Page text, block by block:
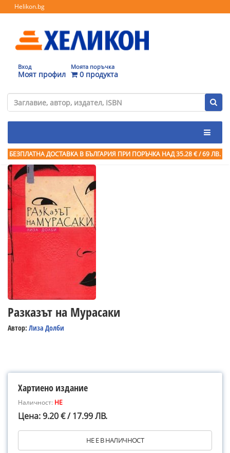
Helikon.bg
Вход
Моят профил
Моята поръчка
0 продукта
БЕЗПЛАТНА ДОСТАВКА В БЪЛГАРИЯ ПРИ ПОРЪЧКА НАД 35.28 € / 69 ЛВ.
Разказът на Мурасаки
Автор: Лиза Долби
Хартиено издание
Наличност: НЕ
Цена: 9.20 € / 17.99 ЛВ.
НЕ Е В НАЛИЧНОСТ